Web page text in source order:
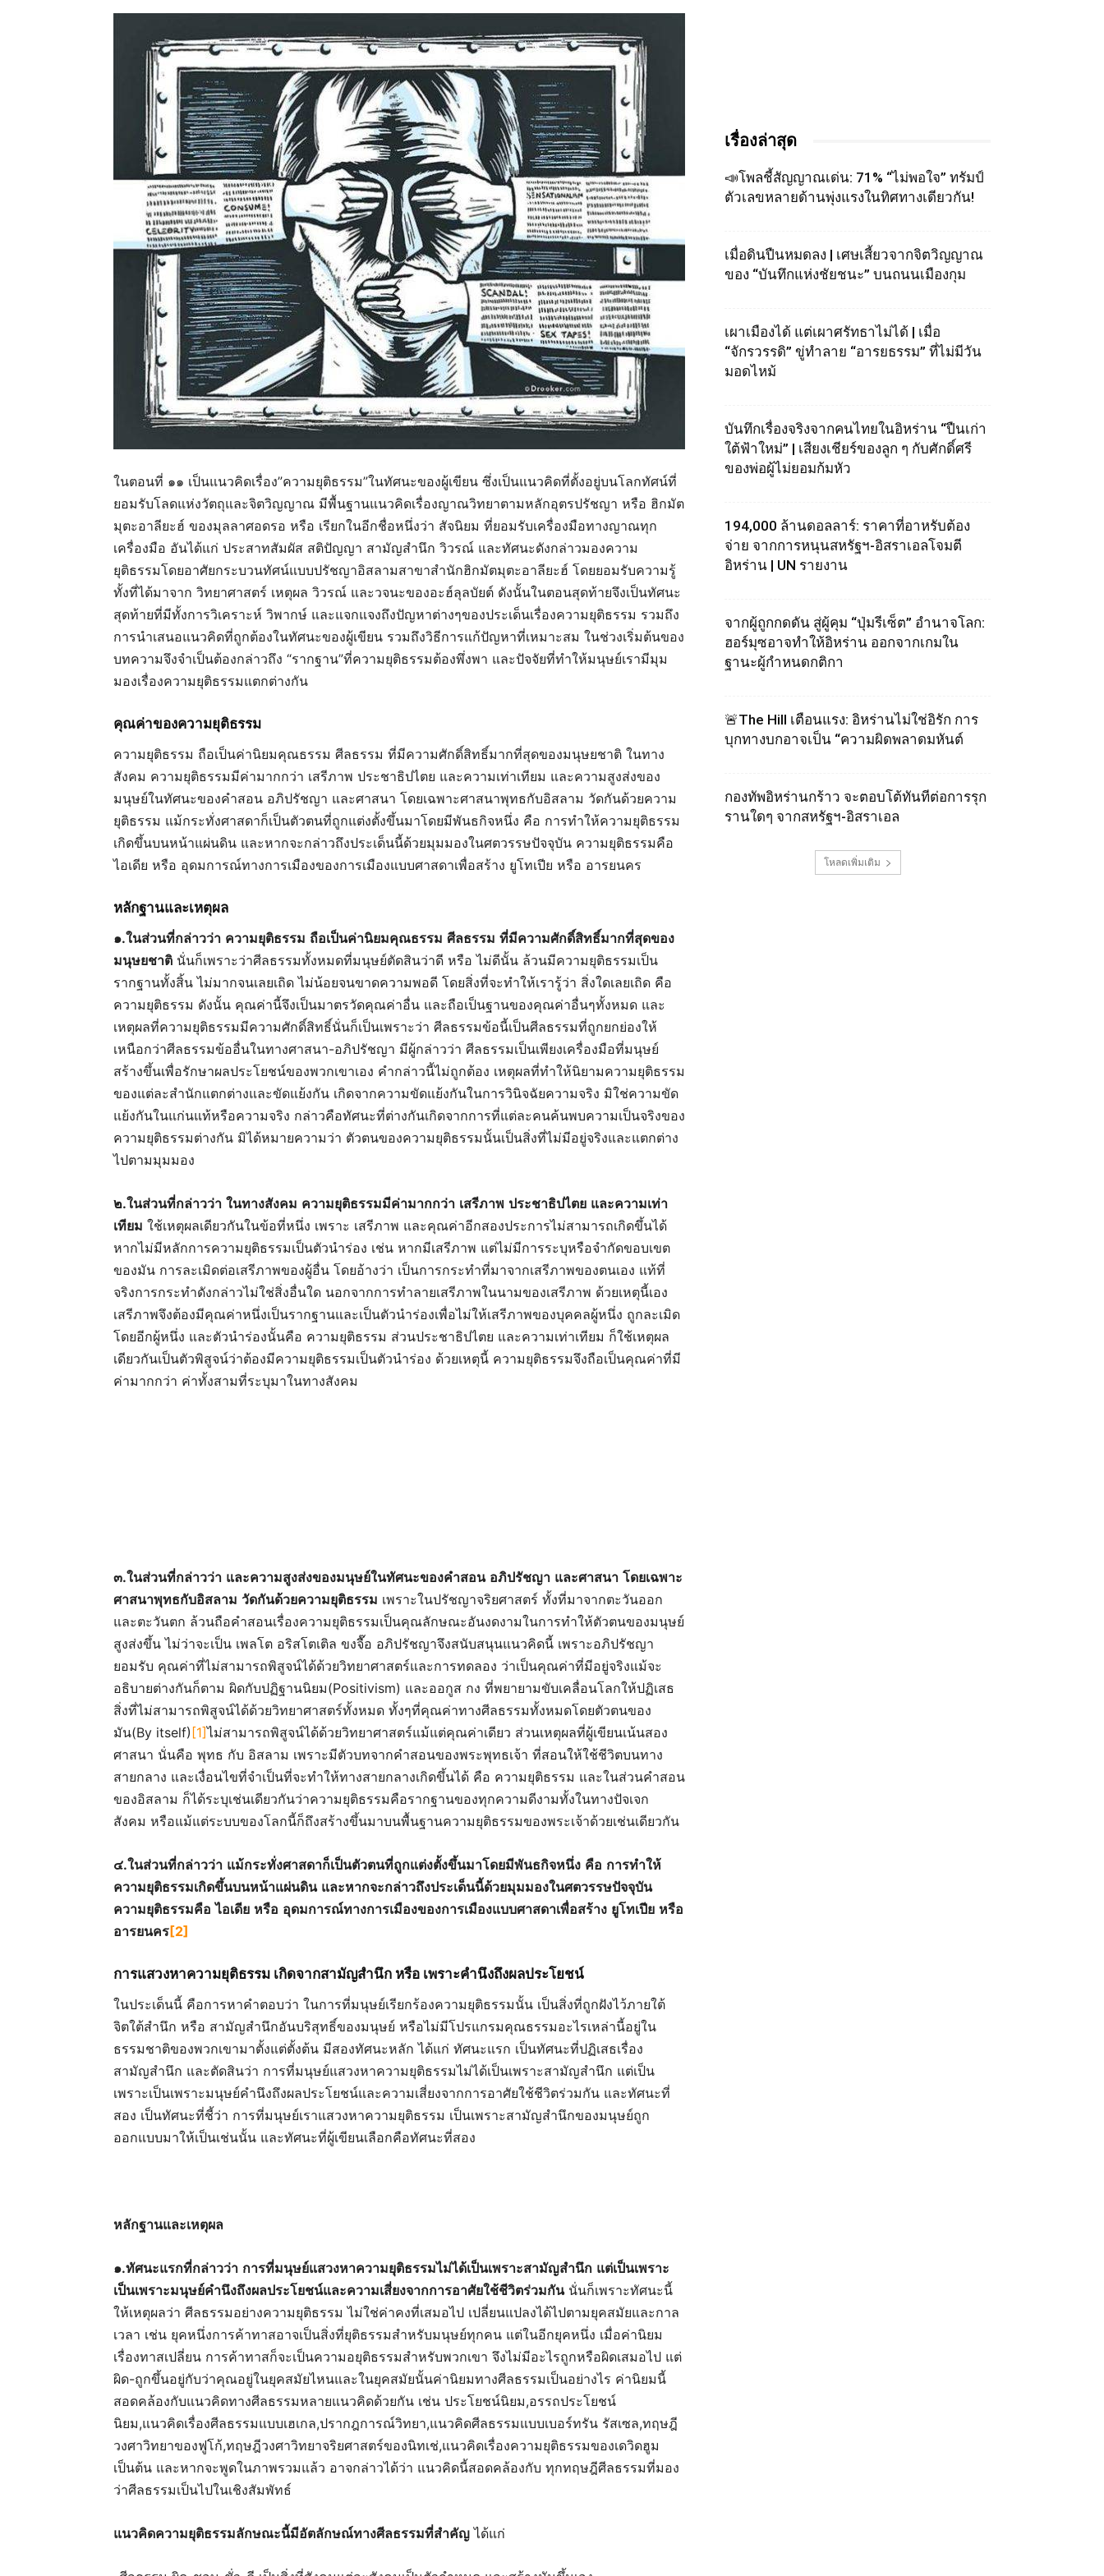
ในตอนที่ ๑๑ เป็นแนวคิดเรื่อง”ความยุติธรรม”ในทัศนะของผู้เขียน ซึ่งเป็นแนวคิดที่ตั้งอยู่บนโลกทัศน์ที่
ยอมรับโลดแห่งวัตถุและจิตวิญญาณ มีพื้นฐานแนวคิดเรื่องญาณวิทยาตามหลักอุตรปรัชญา หรือ ฮิกมัต
มุตะอาลียะฮ์ ของมุลลาศอดรอ หรือ เรียกในอีกชื่อหนึ่งว่า สัจนิยม ที่ยอมรับเครื่องมือทางญาณทุก
เครื่องมือ อันได้แก่ ประสาทสัมผัส สติปัญญา สามัญสำนึก วิวรณ์ และทัศนะดังกล่าวมองความ
ยุติธรรมโดยอาศัยกระบวนทัศน์แบบปรัชญาอิสลามสาขาสำนักฮิกมัตมุตะอาลียะฮ์ โดยยอมรับความรู้
ทั้งที่ได้มาจาก วิทยาศาสตร์ เหตุผล วิวรณ์ และวจนะของอะฮ์ลุลบัยต์ ดังนั้นในตอนสุดท้ายจึงเป็นทัศนะ
สุดท้ายที่มีทั้งการวิเคราะห์ วิพากษ์ และแจกแจงถึงปัญหาต่างๆของประเด็นเรื่องความยุติธรรม รวมถึง
การนำเสนอแนวคิดที่ถูกต้องในทัศนะของผู้เขียน รวมถึงวิธีการแก้ปัญหาที่เหมาะสม ในช่วงเริ่มต้นของ
บทความจึงจำเป็นต้องกล่าวถึง “รากฐาน”ที่ความยุติธรรมต้องพึ่งพา และปัจจัยที่ทำให้มนุษย์เรามีมุม
มองเรื่องความยุติธรรมแตกต่างกัน
คุณค่าของความยุติธรรม
ความยุติธรรม ถือเป็นค่านิยมคุณธรรม ศีลธรรม ที่มีความศักดิ์สิทธิ์มากที่สุดของมนุษยชาติ ในทาง
สังคม ความยุติธรรมมีค่ามากกว่า เสรีภาพ ประชาธิปไตย และความเท่าเทียม และความสูงส่งของ
มนุษย์ในทัศนะของคำสอน อภิปรัชญา และศาสนา โดยเฉพาะศาสนาพุทธกับอิสลาม วัดกันด้วยความ
ยุติธรรม แม้กระทั่งศาสดาก็เป็นตัวตนที่ถูกแต่งตั้งขึ้นมาโดยมีพันธกิจหนึ่ง คือ การทำให้ความยุติธรรม
เกิดขึ้นบนหน้าแผ่นดิน และหากจะกล่าวถึงประเด็นนี้ด้วยมุมมองในศตวรรษปัจจุบัน ความยุติธรรมคือ
ไอเดีย หรือ อุดมการณ์ทางการเมืองของการเมืองแบบศาสดาเพื่อสร้าง ยูโทเปีย หรือ อารยนคร
หลักฐานและเหตุผล
๑.ในส่วนที่กล่าวว่า ความยุติธรรม ถือเป็นค่านิยมคุณธรรม ศีลธรรม ที่มีความศักดิ์สิทธิ์มากที่สุดของ
มนุษยชาติ นั่นก็เพราะว่าศีลธรรมทั้งหมดที่มนุษย์ตัดสินว่าดี หรือ ไม่ดีนั้น ล้วนมีความยุติธรรมเป็น
รากฐานทั้งสิ้น ไม่มากจนเลยเถิด ไม่น้อยจนขาดความพอดี โดยสิ่งที่จะทำให้เรารู้ว่า สิ่งใดเลยเถิด คือ
ความยุติธรรม ดังนั้น คุณค่านี้จึงเป็นมาตรวัดคุณค่าอื่น และถือเป็นฐานของคุณค่าอื่นๆทั้งหมด และ
เหตุผลที่ความยุติธรรมมีความศักดิ์สิทธิ์นั่นก็เป็นเพราะว่า ศีลธรรมข้อนี้เป็นศีลธรรมที่ถูกยกย่องให้
เหนือกว่าศีลธรรมข้ออื่นในทางศาสนา-อภิปรัชญา มีผู้กล่าวว่า ศีลธรรมเป็นเพียงเครื่องมือที่มนุษย์
สร้างขึ้นเพื่อรักษาผลประโยชน์ของพวกเขาเอง คำกล่าวนี้ไม่ถูกต้อง เหตุผลที่ทำให้นิยามความยุติธรรม
ของแต่ละสำนักแตกต่างและขัดแย้งกัน เกิดจากความขัดแย้งกันในการวินิจฉัยความจริง มิใช่ความขัด
แย้งกันในแก่นแท้หรือความจริง กล่าวคือทัศนะที่ต่างกันเกิดจากการที่แต่ละคนค้นพบความเป็นจริงของ
ความยุติธรรมต่างกัน มิได้หมายความว่า ตัวตนของความยุติธรรมนั้นเป็นสิ่งที่ไม่มีอยู่จริงและแตกต่าง
ไปตามมุมมอง
๒.ในส่วนที่กล่าวว่า ในทางสังคม ความยุติธรรมมีค่ามากกว่า เสรีภาพ ประชาธิปไตย และความเท่า
เทียม ใช้เหตุผลเดียวกันในข้อที่หนึ่ง เพราะ เสรีภาพ และคุณค่าอีกสองประการไม่สามารถเกิดขึ้นได้
หากไม่มีหลักการความยุติธรรมเป็นตัวนำร่อง เช่น หากมีเสรีภาพ แต่ไม่มีการระบุหรือจำกัดขอบเขต
ของมัน การละเมิดต่อเสรีภาพของผู้อื่น โดยอ้างว่า เป็นการกระทำที่มาจากเสรีภาพของตนเอง แท้ที่
จริงการกระทำดังกล่าวไม่ใช่สิ่งอื่นใด นอกจากการทำลายเสรีภาพในนามของเสรีภาพ ด้วยเหตุนี้เอง
เสรีภาพจึงต้องมีคุณค่าหนึ่งเป็นรากฐานและเป็นตัวนำร่องเพื่อไม่ให้เสรีภาพของบุคคลผู้หนึ่ง ถูกละเมิด
โดยอีกผู้หนึ่ง และตัวนำร่องนั้นคือ ความยุติธรรม ส่วนประชาธิปไตย และความเท่าเทียม ก็ใช้เหตุผล
เดียวกันเป็นตัวพิสูจน์ว่าต้องมีความยุติธรรมเป็นตัวนำร่อง ด้วยเหตุนี้ ความยุติธรรมจึงถือเป็นคุณค่าที่มี
ค่ามากกว่า ค่าทั้งสามที่ระบุมาในทางสังคม
๓.ในส่วนที่กล่าวว่า และความสูงส่งของมนุษย์ในทัศนะของคำสอน อภิปรัชญา และศาสนา โดยเฉพาะ
ศาสนาพุทธกับอิสลาม วัดกันด้วยความยุติธรรม เพราะในปรัชญาจริยศาสตร์ ทั้งที่มาจากตะวันออก
และตะวันตก ล้วนถือคำสอนเรื่องความยุติธรรมเป็นคุณลักษณะอันงดงามในการทำให้ตัวตนของมนุษย์
สูงส่งขึ้น ไม่ว่าจะเป็น เพลโต อริสโตเติล ขงจื๊อ อภิปรัชญาจึงสนับสนุนแนวคิดนี้ เพราะอภิปรัชญา
ยอมรับ คุณค่าที่ไม่สามารถพิสูจน์ได้ด้วยวิทยาศาสตร์และการทดลอง ว่าเป็นคุณค่าที่มีอยู่จริงแม้จะ
อธิบายต่างกันก็ตาม ผิดกับปฏิฐานนิยม(Positivism) และออกูส กง ที่พยายามขับเคลื่อนโลกให้ปฏิเสธ
สิ่งที่ไม่สามารถพิสูจน์ได้ด้วยวิทยาศาสตร์ทั้งหมด ทั้งๆที่คุณค่าทางศีลธรรมทั้งหมดโดยตัวตนของ
มัน(By itself) [1]ไม่สามารถพิสูจน์ได้ด้วยวิทยาศาสตร์แม้แต่คุณค่าเดียว ส่วนเหตุผลที่ผู้เขียนเน้นสอง
ศาสนา นั่นคือ พุทธ กับ อิสลาม เพราะมีตัวบทจากคำสอนของพระพุทธเจ้า ที่สอนให้ใช้ชีวิตบนทาง
สายกลาง และเงื่อนไขที่จำเป็นที่จะทำให้ทางสายกลางเกิดขึ้นได้ คือ ความยุติธรรม และในส่วนคำสอน
ของอิสลาม ก็ได้ระบุเช่นเดียวกันว่าความยุติธรรมคือรากฐานของทุกความดีงามทั้งในทางปัจเจก
สังคม หรือแม้แต่ระบบของโลกนี้ก็ถึงสร้างขึ้นมาบนพื้นฐานความยุติธรรมของพระเจ้าด้วยเช่นเดียวกัน
๔.ในส่วนที่กล่าวว่า แม้กระทั่งศาสดาก็เป็นตัวตนที่ถูกแต่งตั้งขึ้นมาโดยมีพันธกิจหนึ่ง คือ การทำให้
ความยุติธรรมเกิดขึ้นบนหน้าแผ่นดิน และหากจะกล่าวถึงประเด็นนี้ด้วยมุมมองในศตวรรษปัจจุบัน
ความยุติธรรมคือ ไอเดีย หรือ อุดมการณ์ทางการเมืองของการเมืองแบบศาสดาเพื่อสร้าง ยูโทเปีย หรือ
อารยนคร [2]
การแสวงหาความยุติธรรม เกิดจากสามัญสำนึก หรือ เพราะคำนึงถึงผลประโยชน์
ในประเด็นนี้ คือการหาคำตอบว่า ในการที่มนุษย์เรียกร้องความยุติธรรมนั้น เป็นสิ่งที่ถูกฝังไว้ภายใต้
จิตใต้สำนึก หรือ สามัญสำนึกอันบริสุทธิ์ของมนุษย์ หรือไม่มีโปรแกรมคุณธรรมอะไรเหล่านี้อยู่ใน
ธรรมชาติของพวกเขามาตั้งแต่ตั้งต้น มีสองทัศนะหลัก ได้แก่ ทัศนะแรก เป็นทัศนะที่ปฏิเสธเรื่อง
สามัญสำนึก และตัดสินว่า การที่มนุษย์แสวงหาความยุติธรรมไม่ได้เป็นเพราะสามัญสำนึก แต่เป็น
เพราะเป็นเพราะมนุษย์คำนึงถึงผลประโยชน์และความเสี่ยงจากการอาศัยใช้ชีวิตร่วมกัน และทัศนะที่
สอง เป็นทัศนะที่ชี้ว่า การที่มนุษย์เราแสวงหาความยุติธรรม เป็นเพราะสามัญสำนึกของมนุษย์ถูก
ออกแบบมาให้เป็นเช่นนั้น และทัศนะที่ผู้เขียนเลือกคือทัศนะที่สอง
หลักฐานและเหตุผล
๑.ทัศนะแรกที่กล่าวว่า การที่มนุษย์แสวงหาความยุติธรรมไม่ได้เป็นเพราะสามัญสำนึก แต่เป็นเพราะ
เป็นเพราะมนุษย์คำนึงถึงผลประโยชน์และความเสี่ยงจากการอาศัยใช้ชีวิตร่วมกันนั่นก็เพราะทัศนะนี้
ให้เหตุผลว่า ศีลธรรมอย่างความยุติธรรม ไม่ใช่ค่าคงที่เสมอไป เปลี่ยนแปลงได้ไปตามยุคสมัยและกาล
เวลา เช่น ยุคหนึ่งการค้าทาสอาจเป็นสิ่งที่ยุติธรรมสำหรับมนุษย์ทุกคน แต่ในอีกยุคหนึ่ง เมื่อค่านิยม
เรื่องทาสเปลี่ยน การค้าทาสก็จะเป็นความอยุติธรรมสำหรับพวกเขา จึงไม่มีอะไรถูกหรือผิดเสมอไป แต่
ผิด-ถูกขึ้นอยู่กับว่าคุณอยู่ในยุคสมัยไหนและในยุคสมัยนั้นค่านิยมทางศีลธรรมเป็นอย่างไร ค่านิยมนี้
สอดคล้องกับแนวคิดทางศีลธรรมหลายแนวคิดด้วยกัน เช่น ประโยชน์นิยม,อรรถประโยชน์
นิยม,แนวคิดเรื่องศีลธรรมแบบเฮเกล,ปรากฎการณ์วิทยา,แนวคิดศีลธรรมแบบเบอร์ทรัน รัสเซล,ทฤษฎี
วงศาวิทยาของฟูโก้,ทฤษฎีวงศาวิทยาจริยศาสตร์ของนิทเช่,แนวคิดเรื่องความยุติธรรมของเดวิดฮูม
เป็นต้น และหากจะพูดในภาพรวมแล้ว อาจกล่าวได้ว่า แนวคิดนี้สอดคล้องกับ ทุกทฤษฎีศีลธรรมที่มอง
ว่าศีลธรรมเป็นไปในเชิงสัมพัทธ์
แนวคิดความยุติธรรมลักษณะนี้มีอัตลักษณ์ทางศีลธรรมที่สำคัญ ได้แก่
เรื่องล่าสุด
📣โพลชี้สัญญาณเด่น: 71% “ไม่พอใจ” ทรัมป์
ตัวเลขหลายด้านพุ่งแรงในทิศทางเดียวกัน!
เมื่อดินปืนหมดลง | เศษเสี้ยวจากจิตวิญญาณ
ของ “บันทึกแห่งชัยชนะ” บนถนนเมืองกุม
เผาเมืองได้ แต่เผาศรัทธาไม่ได้ | เมื่อ
“จักรวรรดิ” ขู่ทำลาย “อารยธรรม” ที่ไม่มีวัน
มอดไหม้
บันทึกเรื่องจริงจากคนไทยในอิหร่าน “ปืนเก่า
ใต้ฟ้าใหม่” | เสียงเชียร์ของลูก ๆ กับศักดิ์ศรี
ของพ่อผู้ไม่ยอมก้มหัว
194,000 ล้านดอลลาร์: ราคาที่อาหรับต้อง
จ่าย จากการหนุนสหรัฐฯ‑อิสราเอลโจมตี
อิหร่าน | UN รายงาน
จากผู้ถูกกดดัน สู่ผู้คุม “ปุ่มรีเซ็ต” อำนาจโลก:
ฮอร์มุซอาจทำให้อิหร่าน ออกจากเกมใน
ฐานะผู้กำหนดกติกา
🚨The Hill เตือนแรง: อิหร่านไม่ใช่อิรัก การ
บุกทางบกอาจเป็น “ความผิดพลาดมหันต์
กองทัพอิหร่านกร้าว จะตอบโต้ทันทีต่อการรุก
รานใดๆ จากสหรัฐฯ-อิสราเอล
โหลดเพิ่มเติม